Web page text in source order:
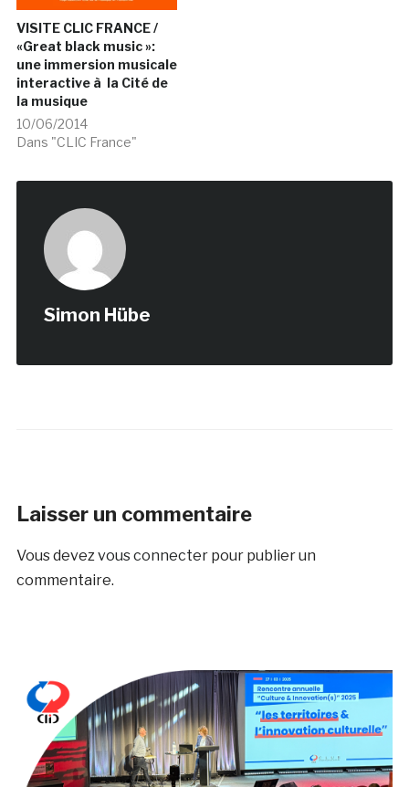
VISITE CLIC FRANCE /
«Great black music »:
une immersion musicale
interactive à la Cité de
la musique
10/06/2014
Dans "CLIC France"
Simon Hübe
Laisser un commentaire
Vous devezvous connecterpour publier un
commentaire.